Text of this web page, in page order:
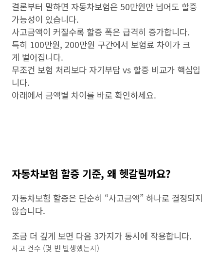
결론부터 말하면 자동차보험은 50만원만 넘어도 할증
가능성이 있습니다.
사고금액이 커질수록 할증 폭은 급격히 증가합니다.
특히 100만원, 200만원 구간에서 보험료 차이가 크
게 벌어집니다.
무조건 보험 처리보다 자기부담 vs 할증 비교가 핵심입
니다.
아래에서 금액별 차이를 바로 확인하세요.
자동차보험 할증 기준, 왜 헷갈릴까요?
자동차보험 할증은 단순히 “사고금액” 하나로 결정되지
않습니다.
조금 더 깊게 보면 다음 3가지가 동시에 작용합니다.
사고 건수 (몇 번 발생했는지)